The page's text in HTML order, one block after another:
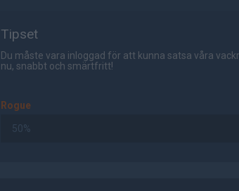
Tipset
Du måste vara inloggad för att kunna satsa våra
nu, snabbt och smärtfritt!
Rogue
50%